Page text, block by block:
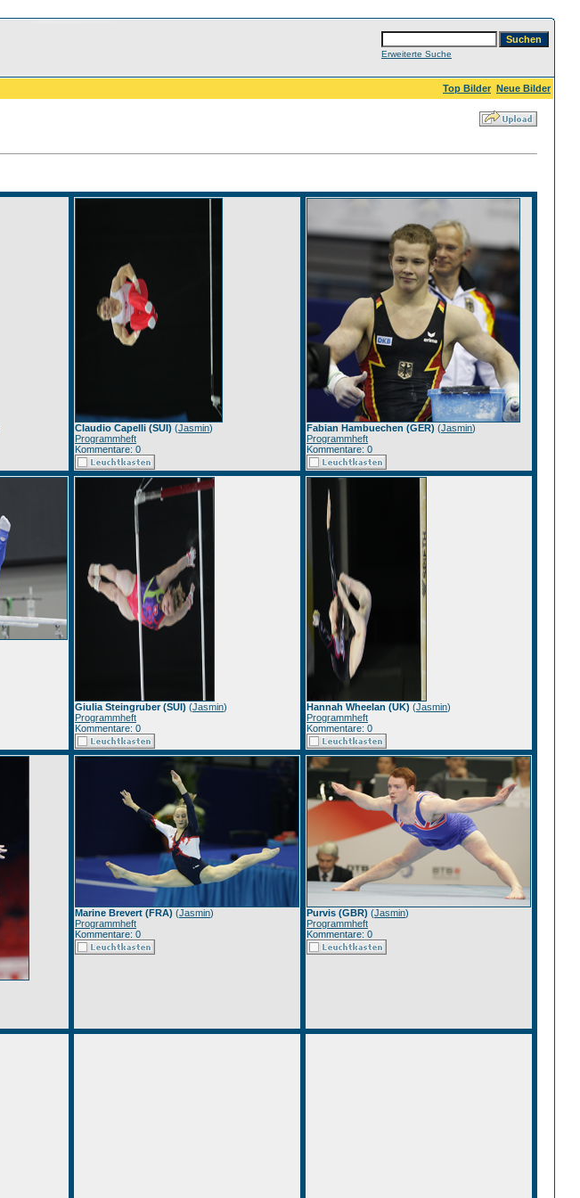
Erweiterte Suche
Top Bilder Neue Bilder
Claudio Capelli (SUI) (Jasmin)
Programmheft
Kommentare: 0
Fabian Hambuechen (GER) (Jasmin)
Programmheft
Kommentare: 0
Giulia Steingruber (SUI) (Jasmin)
Programmheft
Kommentare: 0
Hannah Wheelan (UK) (Jasmin)
Programmheft
Kommentare: 0
Marine Brevert (FRA) (Jasmin)
Programmheft
Kommentare: 0
Purvis (GBR) (Jasmin)
Programmheft
Kommentare: 0